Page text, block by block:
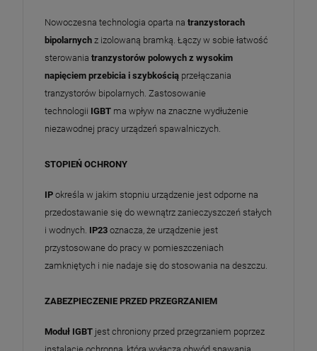
Nowoczesna technologia oparta na tranzystorach
bipolarnych z izolowaną bramką. Łączy w sobie łatwość
sterowania tranzystorów polowych z wysokim
napięciem przebicia i szybkością przełączania
tranzystorów bipolarnych. Zastosowanie
technologii IGBT ma wpływ na znaczne wydłużenie
niezawodnej pracy urządzeń spawalniczych.
STOPIEŃ OCHRONY
IP określa w jakim stopniu urządzenie jest odporne na
przedostawanie się do wewnątrz zanieczyszczeń stałych
i wodnych. IP23 oznacza, że urządzenie jest
przystosowane do pracy w pomieszczeniach
zamkniętych i nie nadaje się do stosowania na deszczu.
ZABEZPIECZENIE PRZED PRZEGRZANIEM
Moduł IGBT jest chroniony przed przegrzaniem poprzez